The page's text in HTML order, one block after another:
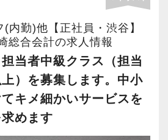
にも対応しています。
できる環境で、ご自身のキ
んか？
います！
の顧問先でも経理・経営指
テム等、ITを駆使したサー
す。
も力を入れており、セミナ
続税等の案件も増加してき
内勤)他【正社員・渋谷】
総合会計の求人情報
担当者中級クラス（担当
）を募集します。中小
キメ細かいサービスを
めます